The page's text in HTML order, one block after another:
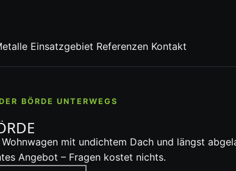
Einsatzgebiet Referenzen Kontakt
BÖRDE UNTERWEGS
mit undichtem Dach und längst
Angebot – Fragen kostet nichts.